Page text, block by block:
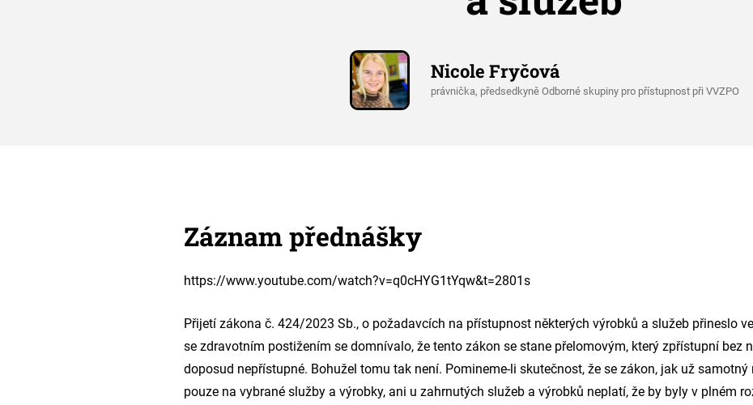
Nicole Fryčová
právnička, předsedkyně Odborné skupiny pro přístupnost při VVZPO
Záznam přednášky
https://www.youtube.com/watch?v=q0cHYG1tYqw&t=2801s
Přijetí zákona č. 424/2023 Sb., o požadavcích na přístupnost některých výrobků a služeb přineslo
se zdravotním postižením se domnívalo, že tento zákon se stane přelomovým, který zpřístupní bez
doposud nepřístupné. Bohužel tomu tak není. Pomineme-li skutečnost, že se zákon, jak už
pouze na vybrané služby a výrobky, ani u zahrnutých služeb a výrobků neplatí, že by byly v plném